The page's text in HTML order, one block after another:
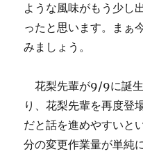
ような風味がもう少し
ったと思います。まぁ
みましょう。
花梨先輩が9/9に誕
り、花梨先輩を再度登
だと話を進めやすいと
分の変更作業量が単純